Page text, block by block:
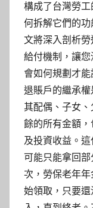
構成了台灣勞
何拆解它們的
文將深入剖析
給付機制，讓
會如何規劃才
退賬戶的繼承權
其配偶、子女
餘的所有金額
及投資收益。
可能只能拿回
次，勞保老年
始領取，只要